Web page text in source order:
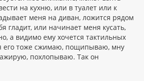
на кухню, или в туалет или к
меня на диван, ложится рядом
гладит, или начинает меня кусать,
а видимо ему хочется тактильных
его тоже сжимаю, пощипываю, мну
похлопываю. Так он